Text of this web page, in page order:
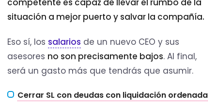
competente es capaz de llevar el rumbo de la
situación a mejor puerto y salvar la compañía.
Eso sí, los salarios de un nuevo CEO y sus
asesores no son precisamente bajos. Al final,
será un gasto más que tendrás que asumir.
Cerrar SL con deudas con liquidación ordenada